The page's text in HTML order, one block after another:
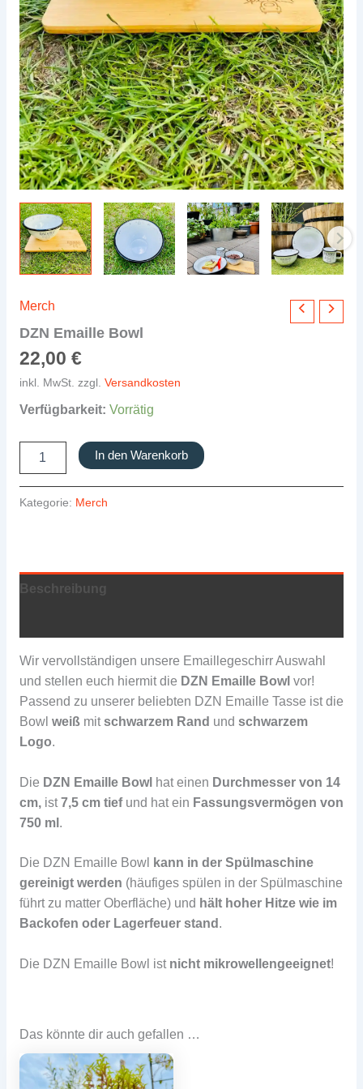
Merch
DZN Emaille Bowl
22,00 €
inkl. MwSt. zzgl. Versandkosten
Verfügbarkeit: Vorrätig
Emaille
Menge
In den Warenkorb
Kategorie: Merch
Beschreibung
Wir vervollständigen unsere Emaillegeschirr Auswahl
und stellen euch hiermit die DZN Emaille Bowl vor!
Passend zu unserer beliebten DZN Emaille Tasse ist die
Bowl weißmitschwarzem Rand und schwarzem
Logo.
Die DZN Emaille Bowl hat einen Durchmesser von 14
cm,ist7,5 cm tief und hat ein Fassungsvermögen von
750 ml .
Die DZN Emaille Bowl
kann in der Spülmaschine
gereinigt werden (häufiges spülen in der Spülmaschine
führt zu matter Oberfläche) und hält hoher Hitze wie im
Backofen oder Lagerfeuer stand .
Die DZN Emaille Bowl ist nicht mikrowellengeeignet!
Das könnte dir auch gefallen …